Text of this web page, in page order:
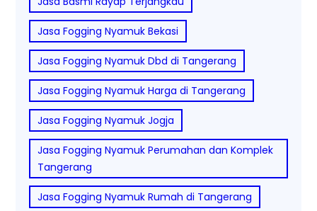
Jasa Fogging Nyamuk Bekasi
Jasa Fogging Nyamuk Dbd di Tangerang
Jasa Fogging Nyamuk Harga di Tangerang
Jasa Fogging Nyamuk Jogja
Jasa Fogging Nyamuk Perumahan dan Komplek
Tangerang
Jasa Fogging Nyamuk Rumah di Tangerang